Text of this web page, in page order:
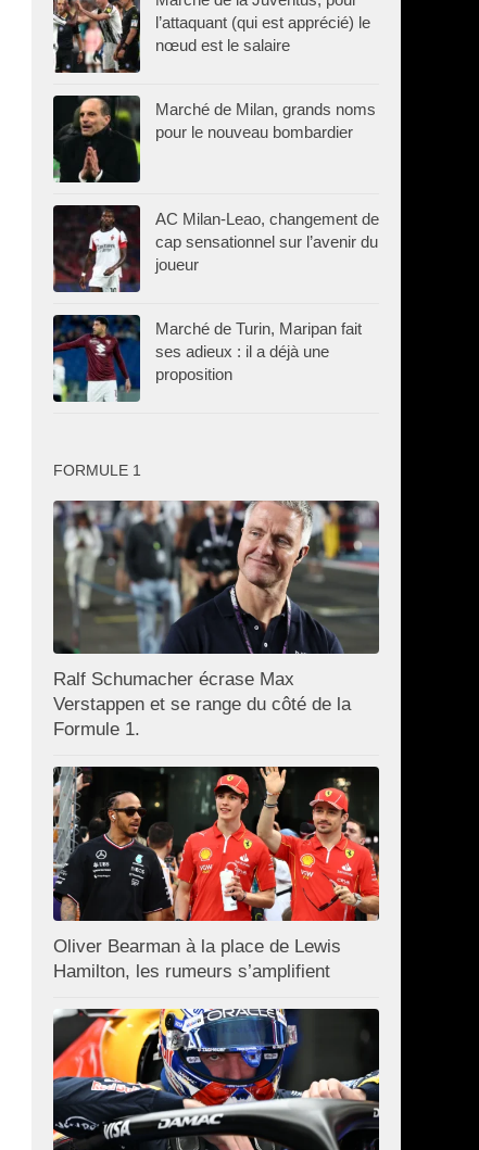
l’attaquant (qui est apprécié) le
nœud est le salaire
Marché de Milan, grands noms
pour le nouveau bombardier
AC Milan-Leao, changement de
cap sensationnel sur l’avenir du
joueur
Marché de Turin, Maripan fait
ses adieux : il a déjà une
proposition
FORMULE 1
Ralf Schumacher écrase Max
Verstappen et se range du côté de la
Formule 1.
Oliver Bearman à la place de Lewis
Hamilton, les rumeurs s’amplifient